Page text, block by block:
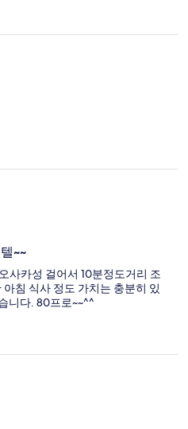
~~
사카성 걸어서 10분정도거리 조
침 식사 정도 가치는 충분히 있
니다. 80프로~~^^